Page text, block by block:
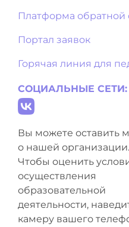
Платформа обратной
Портал заявок
Горячая линия для
СОЦИАЛЬНЫЕ СЕТИ:
Вы можете оставить
о нашей организации.
Чтобы оценить
осуществления
образовательной
деятельности,
камеру вашего